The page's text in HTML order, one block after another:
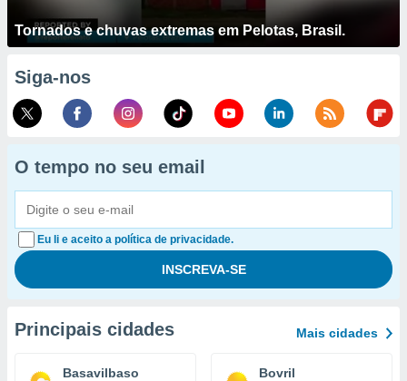
Tornados e chuvas extremas em Pelotas, Brasil.
Siga-nos
O tempo no seu email
Eu li e aceito a política de privacidade.
Principais cidades Mais cidades
Basavilbaso Bovril